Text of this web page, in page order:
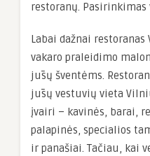
restoranų. Pasirinkimas
Labai dažnai
vakaro praleidimo
jūsų šventėms.
jūsų vestuvių vieta
įvairi – kavinės, barai,
palapinės, specialios
ir panašiai. Tačiau, kai